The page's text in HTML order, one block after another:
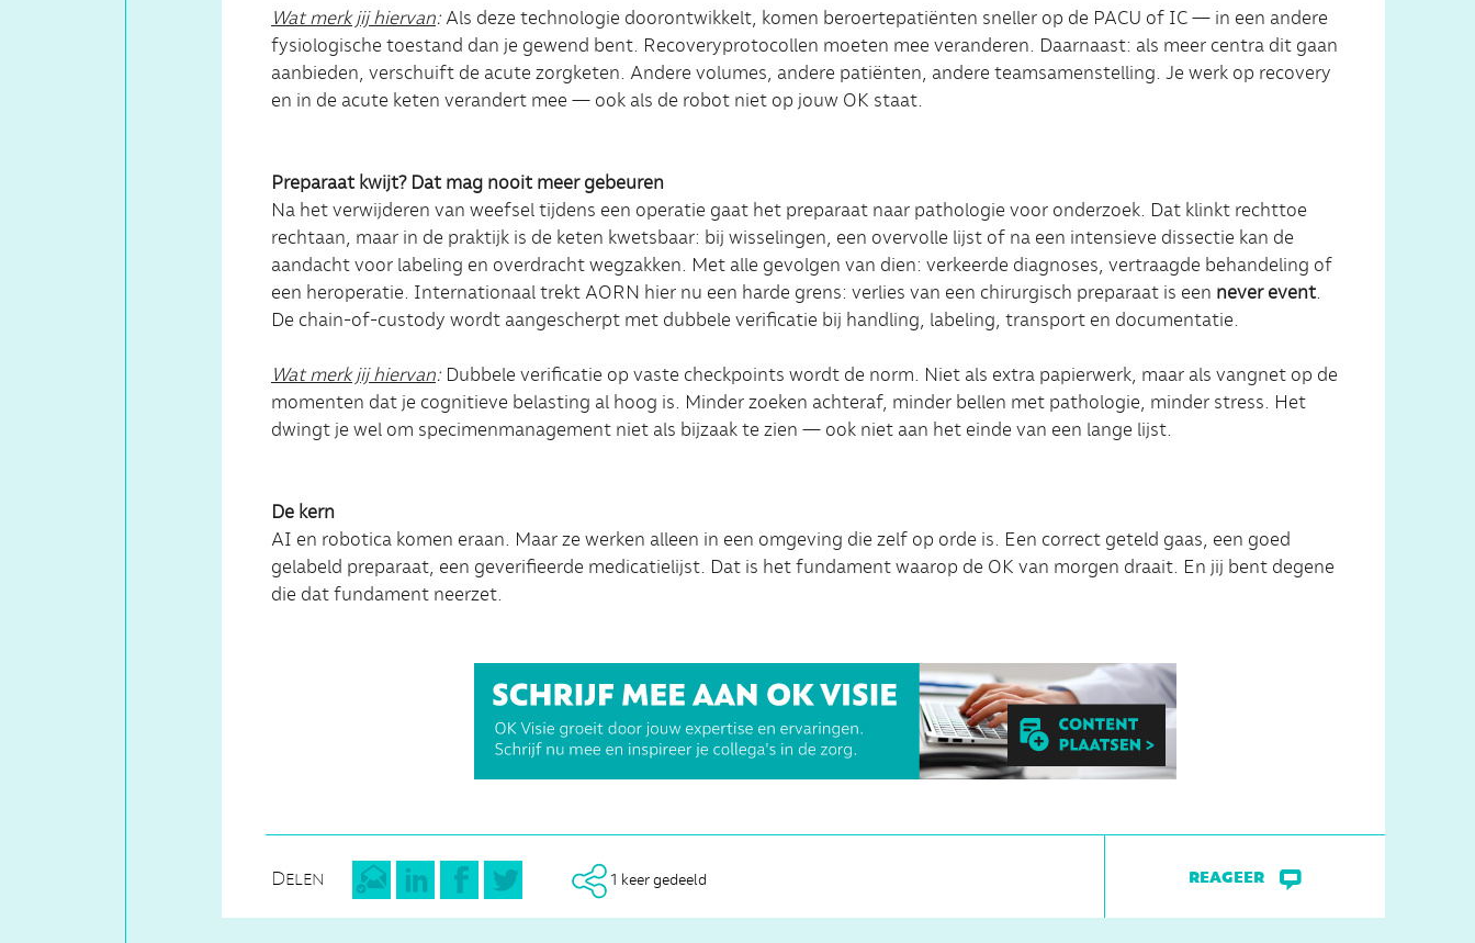
Wat merk jij hiervan: Als deze technologie doorontwikkelt, komen beroertepatiënten sneller op de PACU of IC — in een andere
fysiologische toestand dan je gewend bent. Recoveryprotocollen moeten mee veranderen. Daarnaast: als meer centra dit gaan
aanbieden, verschuift de acute zorgketen. Andere volumes, andere patiënten, andere teamsamenstelling. Je werk op recovery
en in de acute keten verandert mee — ook als de robot niet op jouw OK staat.
Preparaat kwijt? Dat mag nooit meer gebeuren
Na het verwijderen van weefsel tijdens een operatie gaat het preparaat naar pathologie voor onderzoek. Dat klinkt rechttoe
rechtaan, maar in de praktijk is de keten kwetsbaar: bij wisselingen, een overvolle lijst of na een intensieve dissectie kan de
aandacht voor labeling en overdracht wegzakken. Met alle gevolgen van dien: verkeerde diagnoses, vertraagde behandeling of
een heroperatie. Internationaal trekt AORN hier nu een harde grens: verlies van een chirurgisch preparaat is een never event.
De chain-of-custody wordt aangescherpt met dubbele verificatie bij handling, labeling, transport en documentatie.
Wat merk jij hiervan: Dubbele verificatie op vaste checkpoints wordt de norm. Niet als extra papierwerk, maar als vangnet op de
momenten dat je cognitieve belasting al hoog is. Minder zoeken achteraf, minder bellen met pathologie, minder stress. Het
dwingt je wel om specimenmanagement niet als bijzaak te zien — ook niet aan het einde van een lange lijst.
De kern
AI en robotica komen eraan. Maar ze werken alleen in een omgeving die zelf op orde is. Een correct geteld gaas, een goed
gelabeld preparaat, een geverifieerde medicatielijst. Dat is het fundament waarop de OK van morgen draait. En jij bent degene
die dat fundament neerzet.
Delen 1 keer gedeeld reageer